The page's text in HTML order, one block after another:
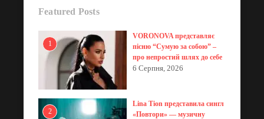
Featured Posts
1
VORONOVA представляє
пісню “Сумую за собою” –
про непростий шлях до себе
6 Серпня, 2026
2
Lina Tion представила сингл
«Повтори» — музичну